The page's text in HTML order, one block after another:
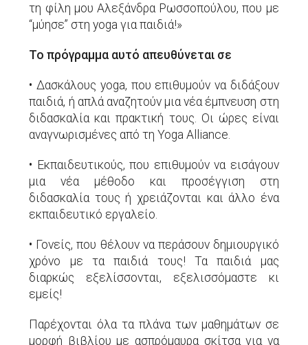
τη φίλη μου Αλεξάνδρα Ρωσσοπούλου, που με
“μύησε” στη yoga για παιδιά!»
Το πρόγραμμα αυτό απευθύνεται σε
• Δασκάλους yoga, που επιθυμούν να διδάξουν
παιδιά, ή απλά αναζητούν μια νέα έμπνευση στη
διδασκαλία και πρακτική τους. Οι ώρες είναι
αναγνωρισμένες από τη Yoga Alliance.
• Εκπαιδευτικούς, που επιθυμούν να εισάγουν
μια νέα μέθοδο και προσέγγιση στη
διδασκαλία τους ή χρειάζονται και άλλο ένα
εκπαιδευτικό εργαλείο.
• Γονείς, που θέλουν να περάσουν δημιουργικό
χρόνο με τα παιδιά τους! Τα παιδιά μας
διαρκώς εξελίσσονται, εξελισσόμαστε κι
εμείς!
Παρέχονται όλα τα πλάνα των μαθημάτων σε
μορφή βιβλίου με ασπρόμαυρα σκίτσα για να